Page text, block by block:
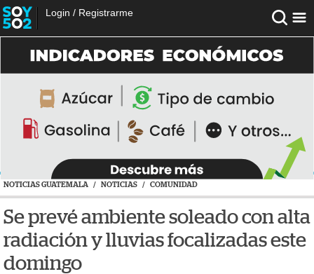
Login / Registrarme
NOTICIAS GUATEMALA / NOTICIAS / COMUNIDAD
Se prevé ambiente soleado con alta
radiación y lluvias focalizadas este
domingo